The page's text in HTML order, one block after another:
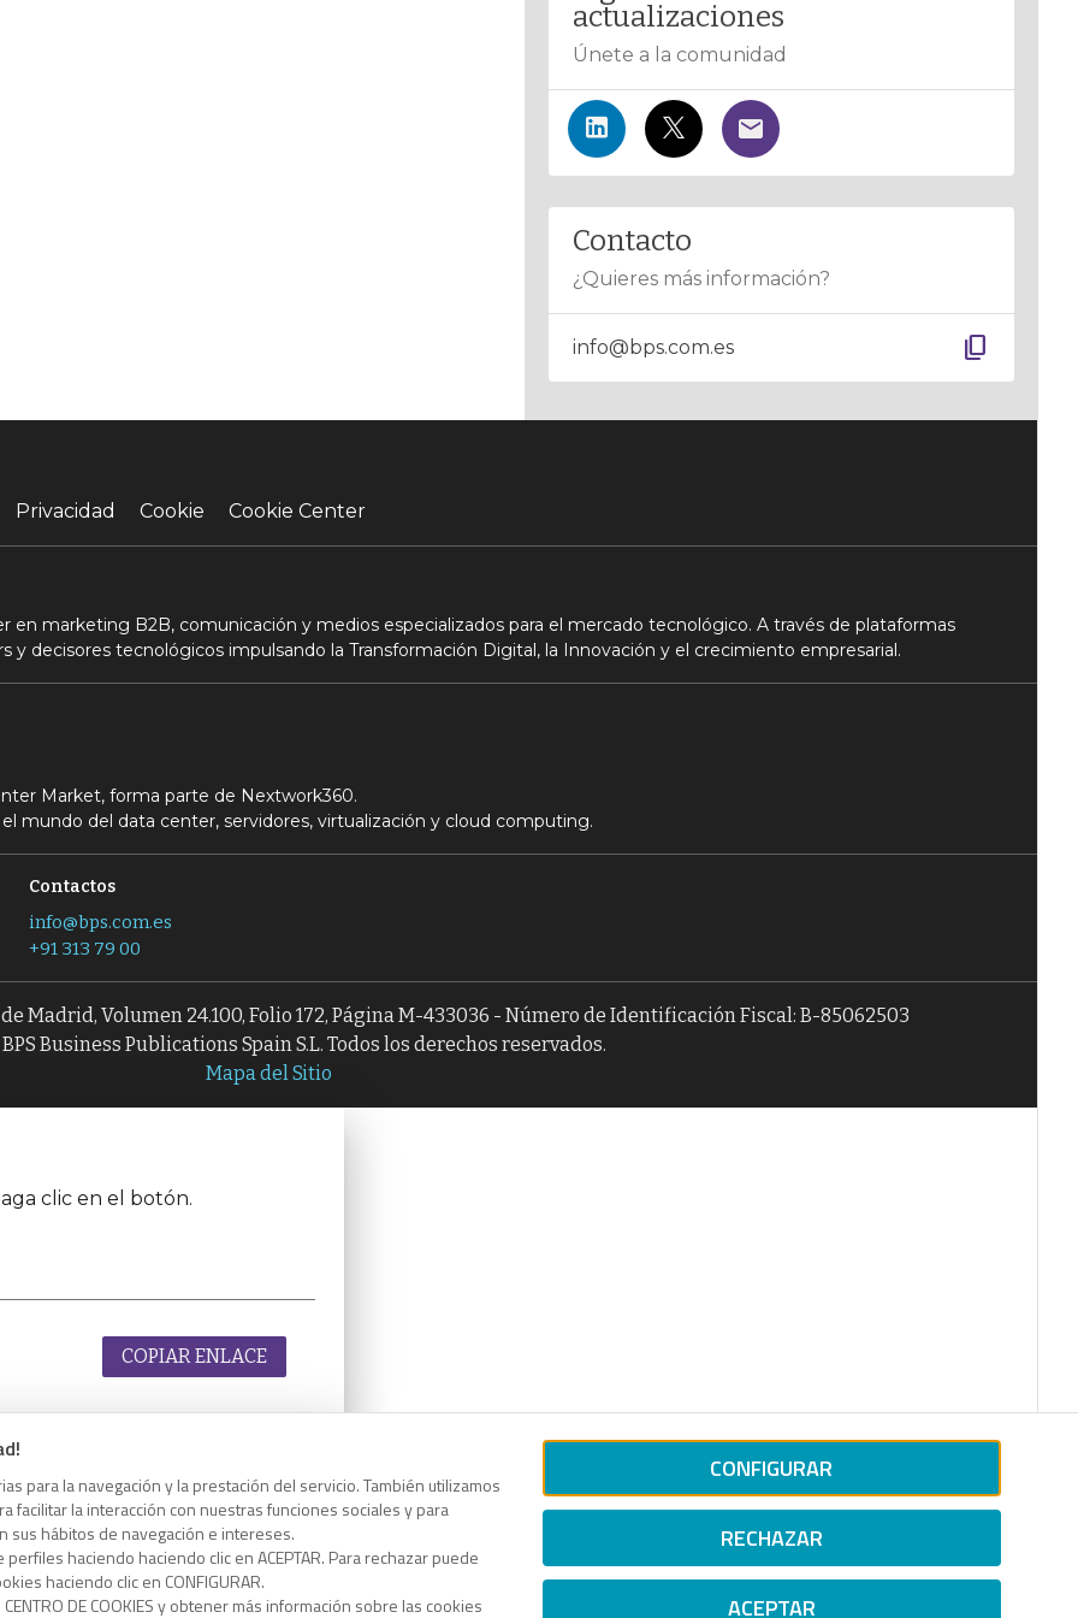
actualizaciones
Únete a la comunidad
Contacto
¿Quieres más información?
info@bps.com.es content_copy
para la navegación y la prestación del servicio. También utilizamos
facilitar la interacción con nuestras funciones sociales y para
sus hábitos de navegación e intereses.
haciendo haciendo clic en ACEPTAR. Para rechazar puede
haciendo clic en CONFIGURAR.
DE COOKIES y obtener más información sobre las cookies
CONFIGURAR
RECHAZAR
ACEPTAR
Privacidad Cookie Cookie Center
en marketing B2B, comunicación y medios especializados para el mercado tecnológico. A través de plataformas
decisores tecnológicos impulsando la Transformación Digital, la Innovación y el crecimiento empresarial.
Market, forma parte de Nextwork360.
mundo del data center, servidores, virtualización y cloud computing.
Contactos
info@bps.com.es
+91 313 79 00
Madrid, Volumen 24.100, Folio 172, Página M-433036 - Número de Identificación Fiscal: B-85062503
Business Publications Spain S.L. Todos los derechos reservados.
Mapa del Sitio
clic en el botón.
COPIAR ENLACE
clic en el botón.